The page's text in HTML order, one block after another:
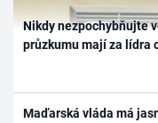
Nikdy nezpochybňujte
průzkumu mají za lídra
Maďarská vláda má